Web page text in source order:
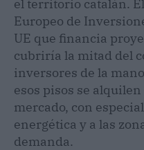
el territorio catalán.
Europeo de
UE que financia
cubriría la mitad del
inversores de la
esos pisos se
mercado, con
energética y a las
demanda.